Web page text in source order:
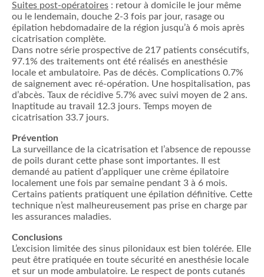
Suites post-opératoires : retour à domicile le jour même
ou le lendemain, douche 2-3 fois par jour, rasage ou
épilation hebdomadaire de la région jusqu’à 6 mois après
cicatrisation complète.
Dans notre série prospective de 217 patients consécutifs,
97.1% des traitements ont été réalisés en anesthésie
locale et ambulatoire. Pas de décès. Complications 0.7%
de saignement avec ré-opération. Une hospitalisation, pas
d’abcès. Taux de récidive 5.7% avec suivi moyen de 2 ans.
Inaptitude au travail 12.3 jours. Temps moyen de
cicatrisation 33.7 jours.
Prévention
La surveillance de la cicatrisation et l’absence de repousse
de poils durant cette phase sont importantes. Il est
demandé au patient d’appliquer une crème épilatoire
localement une fois par semaine pendant 3 à 6 mois.
Certains patients pratiquent une épilation définitive. Cette
technique n’est malheureusement pas prise en charge par
les assurances maladies.
Conclusions
L’excision limitée des sinus pilonidaux est bien tolérée. Elle
peut être pratiquée en toute sécurité en anesthésie locale
et sur un mode ambulatoire. Le respect de ponts cutanés